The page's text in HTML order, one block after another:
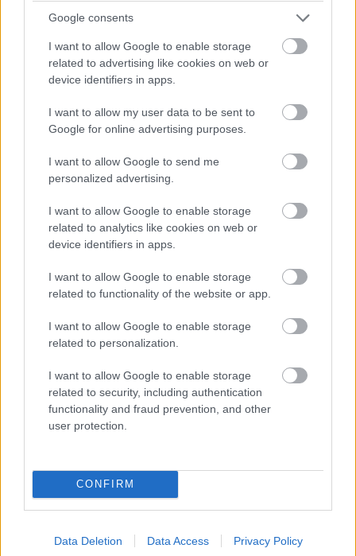
Google consents
I want to allow Google to enable storage
related to advertising like cookies on web or
device identifiers in apps.
I want to allow my user data to be sent to
Google for online advertising purposes.
I want to allow Google to send me
personalized advertising.
I want to allow Google to enable storage
related to analytics like cookies on web or
device identifiers in apps.
I want to allow Google to enable storage
related to functionality of the website or app.
I want to allow Google to enable storage
related to personalization.
I want to allow Google to enable storage
related to security, including authentication
functionality and fraud prevention, and other
user protection.
CONFIRM
Data Deletion Data Access Privacy Policy
feladatokat Guy Ritchie (A Ravasz, az Agy és két
füstölgő puskacső, Blöff, Sherlock Holmes) látja el,
aki John August (Nagy Hal, Frankenweenie, A halott
menyasszony) forgatókönyve alapján dolgozhat.
Emellett kiderült néhány részlet a sztorival kapcsolatban
is: az Aladdin film története nem csupán az eredeti
Ezeregyéjszaka meséiből is. Ezzel együtt megmaradnak
a musicales elemek is.
#naomi scott